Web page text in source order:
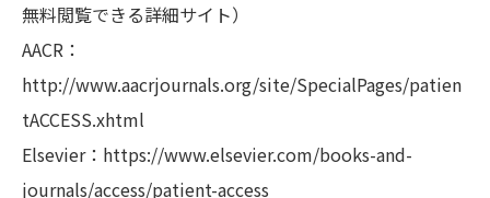
無料閲覧できる詳細サイト）
AACR：
http://www.aacrjournals.org/site/SpecialPages/patien
tACCESS.xhtml
Elsevier：https://www.elsevier.com/books-and-
journals/access/patient-access